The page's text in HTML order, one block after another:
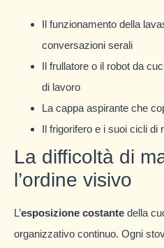
Il funzionamento della
conversazioni serali
Il frullatore o il robot da
di lavoro
La cappa aspirante che
Il frigorifero e i suoi cicli di
La difficoltà di
l’ordine visivo
L’esposizione costante della
organizzativo continuo. Ogni